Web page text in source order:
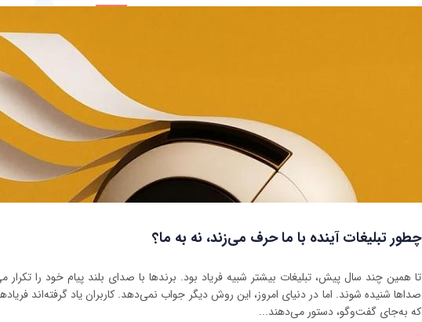
چطور تبلیغات آینده با ما حرف می‌زند، نه به ما؟
تا همین چند سال پیش، تبلیغات بیشتر شبیه فریاد بود. برندها با صدای بلند پیام خود را تکرار
صداها شنیده شوند. اما در دنیای امروز، این روش دیگر جواب نمی‌دهد. کاربران یاد گرفته‌اند
که به‌جای گفت‌وگو، دستور می‌دهند...